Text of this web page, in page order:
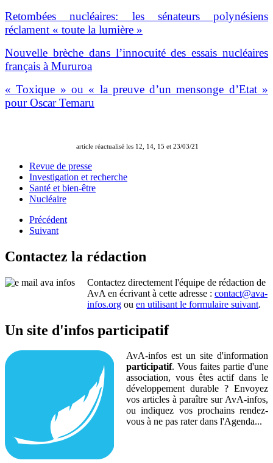
Retombées nucléaires: les sénateurs polynésiens
réclament « toute la lumière »
Nouvelle brèche dans l’innocuité des essais nucléaires
français à Mururoa
« Toxique » ou « la preuve d’un mensonge d’Etat »
pour Oscar Temaru
article réactualisé les 12, 14, 15 et 23/03/21
Revue de presse
Investigation et recherche
Santé et bien-être
Nucléaire
Précédent
Suivant
Contactez la rédaction
Contactez directement l'équipe de rédaction de
AvA en écrivant à cette adresse : contact@ava-
infos.org ou en utilisant le formulaire suivant.
Un site d'infos participatif
AvA-infos est un site d'information
participatif. Vous faites partie d'une
association, vous êtes actif dans le
développement durable ? Envoyez
vos articles à paraître sur AvA-infos,
ou indiquez vos prochains rendez-
vous à ne pas rater dans l'Agenda...